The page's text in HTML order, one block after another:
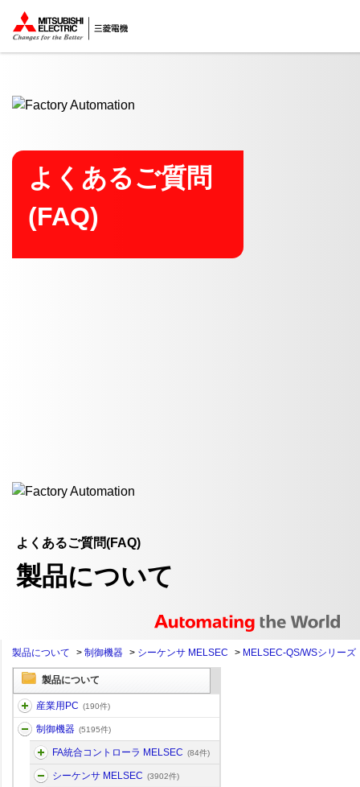
ここから本文
よくあるご質問
(FAQ)
よくあるご質問(FAQ)
製品について
製品について > 制御機器 > シーケンサ MELSEC > MELSEC-QS/WSシリーズ
製品について
産業用PC (190件)
制御機器 (5195件)
FA統合コントローラ MELSEC (84件)
シーケンサ MELSEC (3902件)